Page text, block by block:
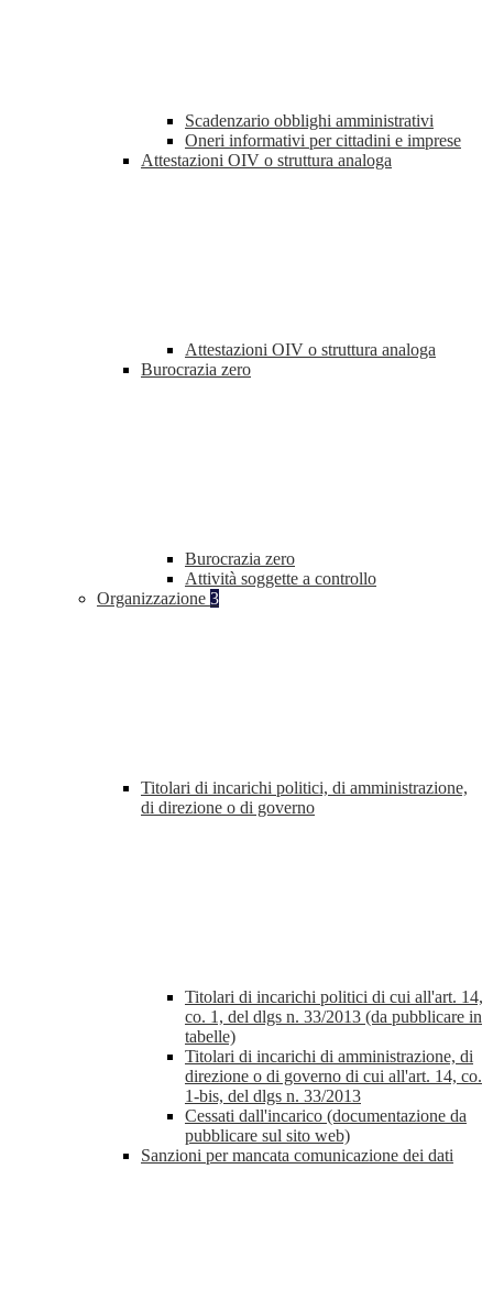
Scadenzario obblighi amministrativi
Oneri informativi per cittadini e imprese
Attestazioni OIV o struttura analoga
Attestazioni OIV o struttura analoga
Burocrazia zero
Burocrazia zero
Attività soggette a controllo
Organizzazione 3
Titolari di incarichi politici, di amministrazione,
di direzione o di governo
Titolari di incarichi politici di cui all'art. 14,
co. 1, del dlgs n. 33/2013 (da pubblicare in
tabelle)
Titolari di incarichi di amministrazione, di
direzione o di governo di cui all'art. 14, co.
1-bis, del dlgs n. 33/2013
Cessati dall'incarico (documentazione da
pubblicare sul sito web)
Sanzioni per mancata comunicazione dei dati